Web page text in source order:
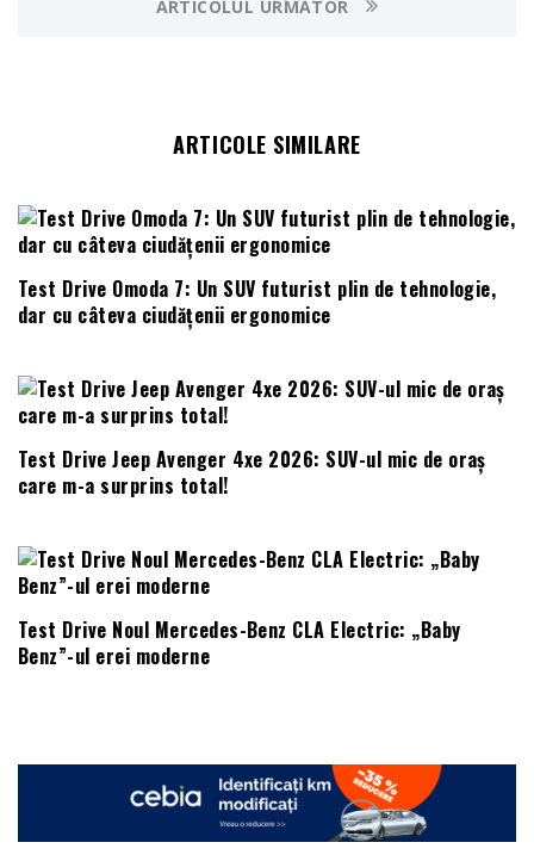
ARTICOLUL URMĂTOR
ARTICOLE SIMILARE
Test Drive Omoda 7: Un SUV futurist plin de tehnologie,
dar cu câteva ciudățenii ergonomice
Test Drive Jeep Avenger 4xe 2026: SUV-ul mic de oraș
care m-a surprins total!
Test Drive Noul Mercedes-Benz CLA Electric: „Baby
Benz”-ul erei moderne